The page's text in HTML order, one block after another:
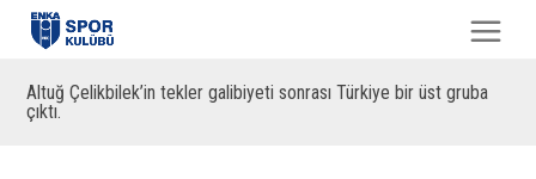
Altuğ Çelikbilek’in tekler galibiyeti sonrası Türkiye bir üst gruba
çıktı.